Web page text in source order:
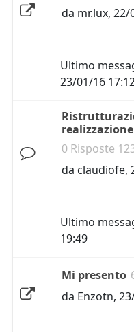
da mr.lux, 22/
Ultimo
23/01/16
realizzazione
0 Risposte
da claudiofe,
Ultimo
19:49
Mi presento
da Enzotn,